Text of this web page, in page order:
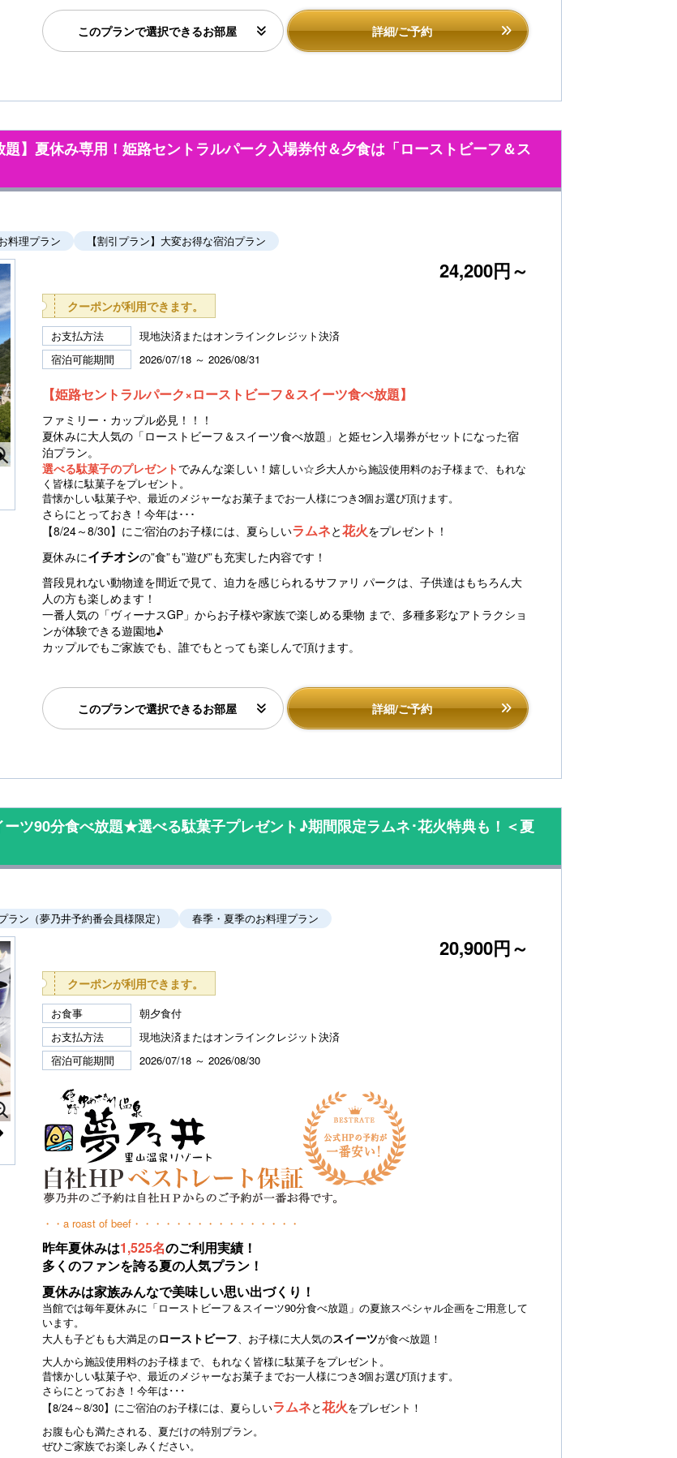
詳細/ご予約
このプランで選択できるお部屋
題】夏休み専用！姫路セントラルパーク入場券付＆夕食は「ローストビーフ＆ス
料理プラン 【割引プラン】大変お得な宿泊プラン
姫路セントラルパーク バスとキリン
姫路セントラルパーク「ドライブスルーサファリ」イメ
24,200円～
クーポンが利用できます。
お支払方法
現地決済またはオンラインクレジット決済
宿泊可能期間
2026/07/18 ～ 2026/08/31
【姫路セントラルパーク×ローストビーフ＆スイーツ食べ放題】
ファミリー・カップル必見！！！
夏休みに大人気の「ローストビーフ＆スイーツ食べ放題」と姫セン入場券がセットになった宿
泊プラン。
選べる駄菓子のプレゼントでみんな楽しい！嬉しい☆彡大人から施設使用料のお子様まで、もれな
く皆様に駄菓子をプレゼント。
昔懐かしい駄菓子や、最近のメジャーなお菓子までお一人様につき3個お選び頂けます。
さらにとっておき！今年は･･･
【8/24～8/30】にご宿泊のお子様には、夏らしいラムネと花火をプレゼント！
夏休みにイチオシの”食”も”遊び”も充実した内容です！
普段見れない動物達を間近で見て、迫力を感じられるサファリ パークは、子供達はもちろん大
人の方も楽しめます！
一番人気の「ヴィーナスGP」からお子様や家族で楽しめる乗物 まで、多種多彩なアトラクショ
ンが体験できる遊園地♪
カップルでもご家族でも、誰でもとっても楽しんで頂けます。
詳細/ご予約
このプランで選択できるお部屋
ツ90分食べ放題★選べる駄菓子プレゼント♪期間限定ラムネ･花火特典も！＜夏
ラン（夢乃井予約番会員様限定） 春季・夏季のお料理プラン
ジューシーで柔らかなローストビーフ 選べる駄菓子プレゼント♪イメージ
20,900円～
クーポンが利用できます。
お食事
朝夕食付
お支払方法
現地決済またはオンラインクレジット決済
宿泊可能期間
2026/07/18 ～ 2026/08/30
・・a roast of beef・・・・・・・・・・・・・・・・
昨年夏休みは1,525名のご利用実績！
多くのファンを誇る夏の人気プラン！
夏休みは家族みんなで美味しい思い出づくり！
当館では毎年夏休みに「ローストビーフ＆スイーツ90分食べ放題」の夏旅スペシャル企画をご用意して
います。
大人も子どもも大満足のローストビーフ 、お子様に大人気のスイーツが食べ放題！
大人から施設使用料のお子様まで、もれなく皆様に駄菓子をプレゼント。
昔懐かしい駄菓子や、最近のメジャーなお菓子までお一人様につき3個お選び頂けます。
さらにとっておき！今年は･･･
【8/24～8/30】にご宿泊のお子様には、夏らしいラムネと花火をプレゼント！
お腹も心も満たされる、夏だけの特別プラン。
ぜひご家族でお楽しみください。